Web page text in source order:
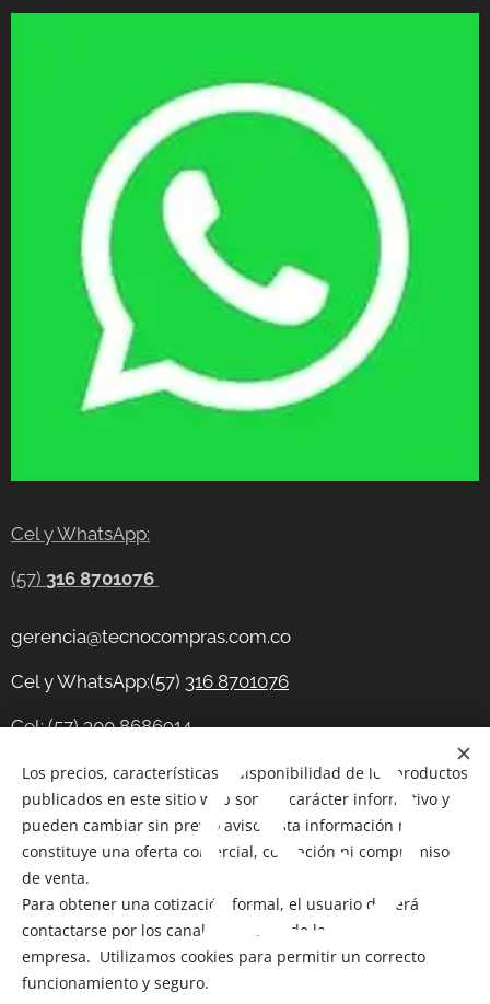
Cel y WhatsApp:
(57) 316 8701076
gerencia@tecnocompras.com.co
Cel y WhatsApp:(57) 316 8701076
Cel: (57) 300 8686914
Telegram:https://t.me/tecnocompras
@tecnocompras;(57) 316 8701076
Copyright 2012-2026@ Bogotá- Colombia Tecnocompras
SAS. Todos los derechos reservados
Cookies
Los precios, características y disponibilidad de los productos
publicados en este sitio web son de carácter informativo y
pueden cambiar sin previo aviso. Esta información no
constituye una oferta comercial, cotización ni compromiso
de venta.
Para obtener una cotización formal, el usuario deberá
contactarse por los canales oficiales de la
empresa. Utilizamos cookies para permitir un correcto
funcionamiento y seguro.